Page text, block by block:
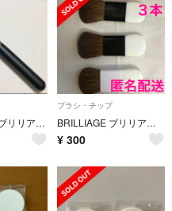
なお様専用◇ブリリアージュメイクブラシ
ブラシ・チップ
BRILLIAGE ブリリアージュ チーク用ブラシチップ ３本セット
¥ 300